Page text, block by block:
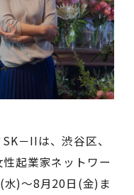
－IIは、渋谷区、
起業家ネットワー
水)～8月20日(金)ま